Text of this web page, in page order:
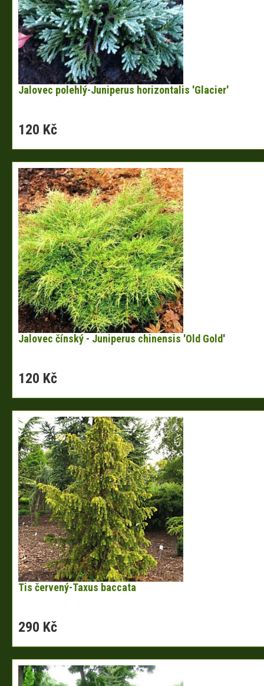
Jalovec polehlý-Juniperus horizontalis 'Glacier'
120 Kč
Jalovec čínský - Juniperus chinensis 'Old Gold'
120 Kč
Tis červený-Taxus baccata
290 Kč